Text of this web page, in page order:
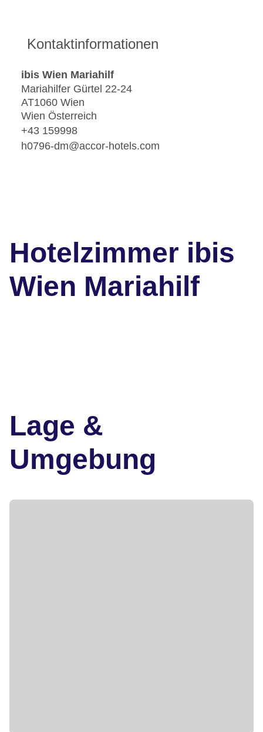
Kontaktinformationen
ibis Wien Mariahilf
Mariahilfer Gürtel 22-24
AT1060 Wien
Wien Österreich
+43 159998
h0796-dm@accor-hotels.com
Hotelzimmer ibis
Wien Mariahilf
Lage &
Umgebung